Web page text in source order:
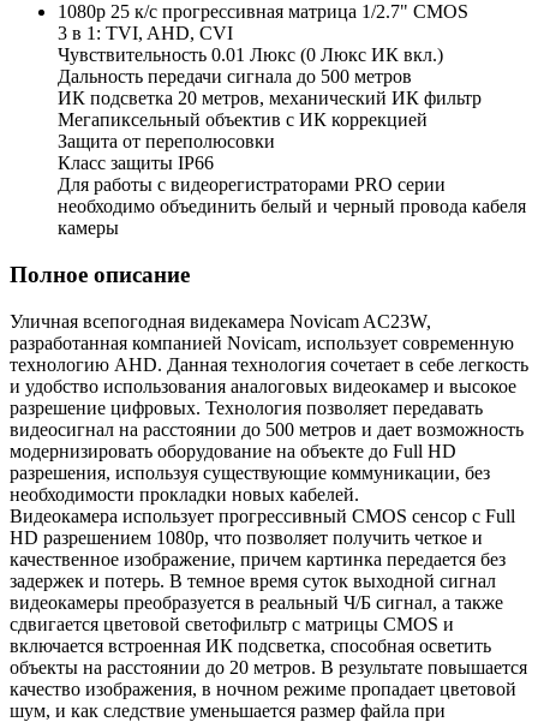
1080p 25 к/с прогрессивная матрица 1/2.7" CMOS
3 в 1: TVI, AHD, CVI
Чувствительность 0.01 Люкс (0 Люкс ИК вкл.)
Дальность передачи сигнала до 500 метров
ИК подсветка 20 метров, механический ИК фильтр
Мегапиксельный объектив с ИК коррекцией
Защита от переполюсовки
Класс защиты IP66
Для работы с видеорегистраторами PRO серии
необходимо объединить белый и черный провода кабеля
камеры
Полное описание
Уличная всепогодная видекамера Novicam AC23W,
разработанная компанией Novicam, использует современную
технологию AHD. Данная технология сочетает в себе легкость
и удобство использования аналоговых видеокамер и высокое
разрешение цифровых. Технология позволяет передавать
видеосигнал на расстоянии до 500 метров и дает возможность
модернизировать оборудование на объекте до Full HD
разрешения, используя существующие коммуникации, без
необходимости прокладки новых кабелей.
Видеокамера использует прогрессивный CMOS сенсор с Full
HD разрешением 1080p, что позволяет получить четкое и
качественное изображение, причем картинка передается без
задержек и потерь. В темное время суток выходной сигнал
видеокамеры преобразуется в реальный Ч/Б сигнал, а также
сдвигается цветовой светофильтр с матрицы CMOS и
включается встроенная ИК подсветка, способная осветить
объекты на расстоянии до 20 метров. В результате повышается
качество изображения, в ночном режиме пропадает цветовой
шум, и как следствие уменьшается размер файла при